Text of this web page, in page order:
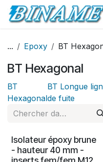
Se rendre au contenu
... Epoxy BT
BT Hexagonal
BT
Hexagonal
BT Longue
de fuite
Isolateur époxy brune
- hauteur 40 mm -